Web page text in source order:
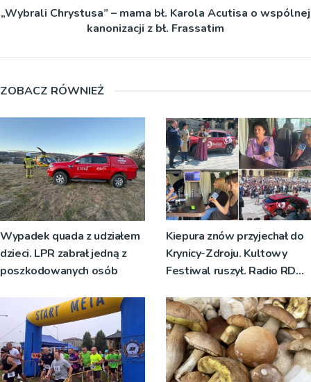
„Wybrali Chrystusa” – mama bł. Karola Acutisa o wspólnej
kanonizacji z bł. Frassatim
ZOBACZ RÓWNIEŻ
Wypadek quada z udziałem
dzieci. LPR zabrał jedną z
poszkodowanych osób
Kiepura znów przyjechał do
Krynicy-Zdroju. Kultowy
Festiwal ruszył. Radio RDN
[ZDJĘCIA]